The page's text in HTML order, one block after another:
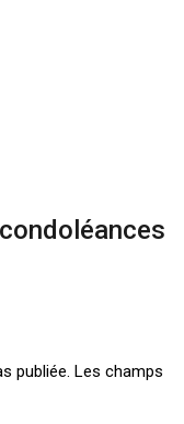
publiée. Les champs